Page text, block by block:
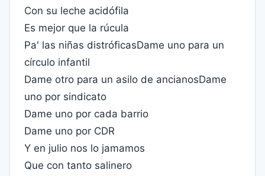
Con su leche acidófila
Es mejor que la rúcula
Pa' las niñas distróficasDame uno para un
círculo infantil
Dame otro para un asilo de ancianosDame
uno por sindicato
Dame uno por cada barrio
Dame uno por CDR
Y en julio nos lo jamamos
Que con tanto salinero